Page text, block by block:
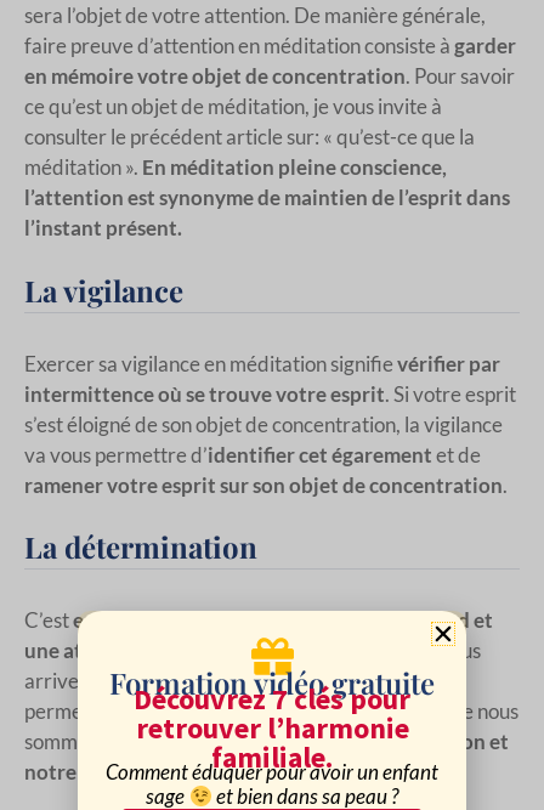
sera l’objet de votre attention. De manière générale,
faire preuve d’attention en méditation consiste àgarder
en mémoirevotre objet de concentration. Pour savoir
ce qu’est un objet de méditation, je vous invite à
consulter le précédent article sur: « qu’est-ce que la
méditation ». En méditation pleine conscience,
l’attention est synonyme de maintien de l’esprit dans
l’instant présent.
La vigilance
Exercer sa vigilance en méditation signifievérifier par
intermittence où se trouve votre esprit. Si votre esprit
s’est éloigné de son objet de concentration, la vigilance
va vous permettre d’identifier cet égarementet de
ramener votre esprit sur son objet de concentration.
La détermination
C’esten pratiquant
un regard et
une attitude bienveillants à notre égard
, que nous
arriverons à développer ces qualités qui nous
permettent de travailler avec notre esprit. Lorsque nous
sommes
débutants en méditation, notre attention et
notre vigilance sont faibles.
Formation vidéo gratuite
Découvrez 7 clés pour
retrouver l’harmonie
familiale.
Comment éduquer pour avoir un enfant
sage
et bien dans sa peau ?